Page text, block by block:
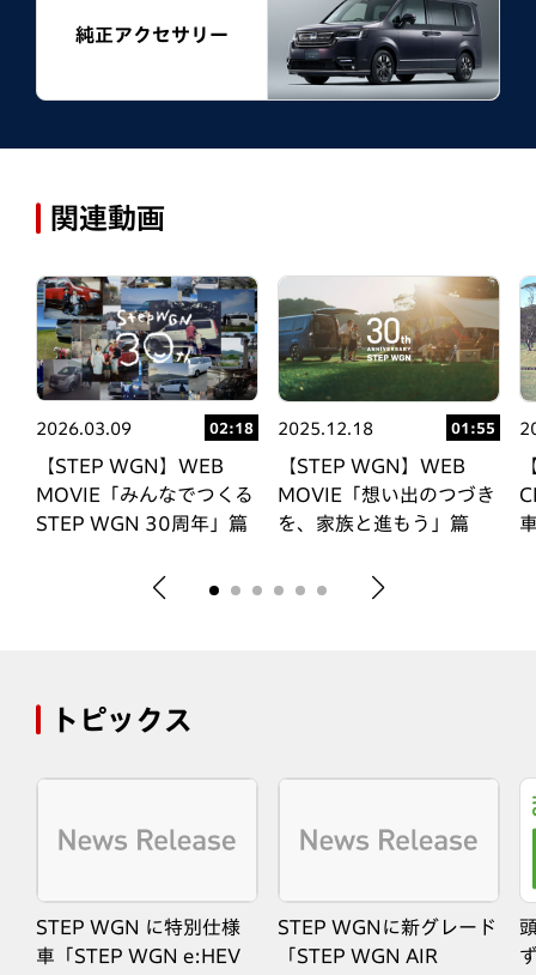
純正アクセサリー
関連動画
2026.03.09 02:18
【STEP WGN】WEB
MOVIE「みんなでつくる
STEP WGN 30周年」篇
2025.12.18 01:55
【STEP WGN】WEB
MOVIE「想い出のつづき
を、家族と進もう」篇
トピックス
STEP WGN に特別仕様
車「STEP WGN e:HEV
STEP WGNに新グレード
「STEP WGN AIR